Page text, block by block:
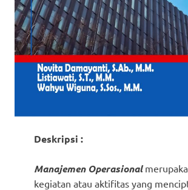
Deskripsi :
Manajemen Operasional
kegiatan atau aktifitas yang